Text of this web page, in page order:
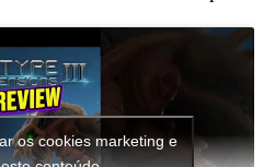
dos jogos antigos. E esse
os cookies marketing e